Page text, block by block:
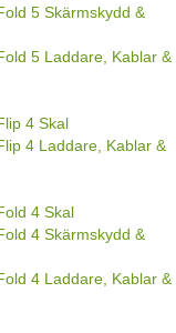
5 Skärmskydd &
5 Laddare, Kablar &
4 Skal
4 Laddare, Kablar &
4 Skal
4 Skärmskydd &
4 Laddare, Kablar &